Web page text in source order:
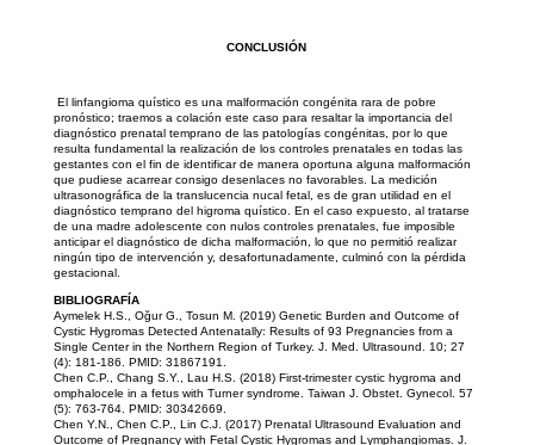
CONCLUSIÓN
El linfangioma quístico es una malformación congénita rara de pobre
pronóstico; traemos a colación este caso para resaltar la importancia del
diagnóstico prenatal temprano de las patologías congénitas, por lo que
resulta fundamental la realización de los controles prenatales en todas las
gestantes con el fin de identificar de manera oportuna alguna malformación
que pudiese acarrear consigo desenlaces no favorables. La medición
ultrasonográfica de la translucencia nucal fetal, es de gran utilidad en el
diagnóstico temprano del higroma quístico. En el caso expuesto, al tratarse
de una madre adolescente con nulos controles prenatales, fue imposible
anticipar el diagnóstico de dicha malformación, lo que no permitió realizar
ningún tipo de intervención y, desafortunadamente, culminó con la pérdida
gestacional.
BIBLIOGRAFÍA
Aymelek H.S., Oğur G., Tosun M. (2019) Genetic Burden and Outcome of
Cystic Hygromas Detected Antenatally: Results of 93 Pregnancies from a
Single Center in the Northern Region of Turkey. J. Med. Ultrasound. 10; 27
(4): 181-186. PMID: 31867191.
Chen C.P., Chang S.Y., Lau H.S. (2018) First-trimester cystic hygroma and
omphalocele in a fetus with Turner syndrome. Taiwan J. Obstet. Gynecol. 57
(5): 763-764. PMID: 30342669.
Chen Y.N., Chen C.P., Lin C.J. (2017) Prenatal Ultrasound Evaluation and
Outcome of Pregnancy with Fetal Cystic Hygromas and Lymphangiomas. J.